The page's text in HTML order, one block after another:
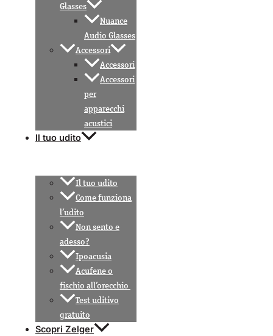
Glasses
Nuance
Audio Glasses
Accessori
Accessori
Accessori
per
apparecchi
acustici
Il tuo udito
Il tuo udito
Come funziona
l’udito
Non sento e
adesso?
Ipoacusia
Acufene o
fischio all’orecchio
Test uditivo
gratuito
Scopri Zelger